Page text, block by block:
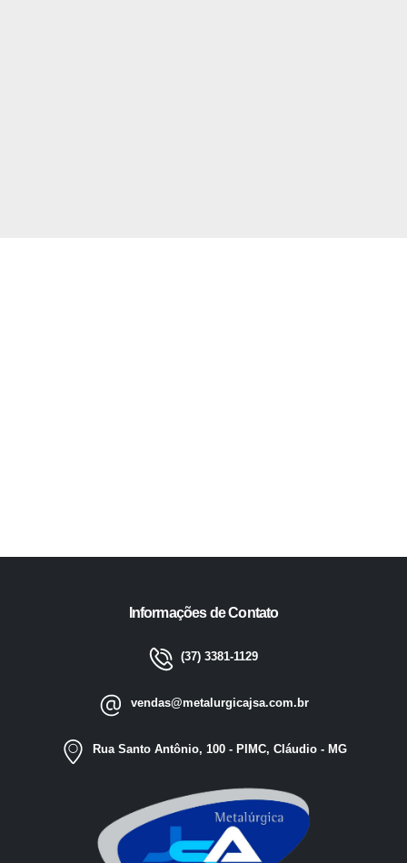
Informações de Contato
(37) 3381-1129
vendas@metalurgicajsa.com.br
Rua Santo Antônio, 100 - PIMC, Cláudio - MG